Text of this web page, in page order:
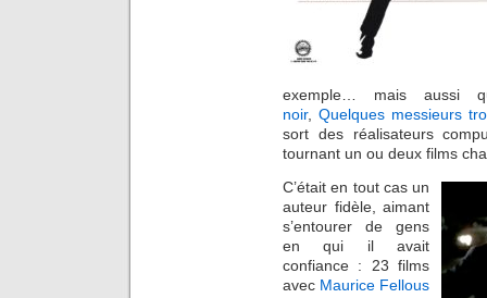
exemple… mais aussi
noir, Quelques messieurs
sort des réalisateurs
tournant un ou deux films
C’était en tout cas un
auteur fidèle, aimant
s’entourer de gens
en qui il avait
confiance : 23 films
avec Maurice Fellous